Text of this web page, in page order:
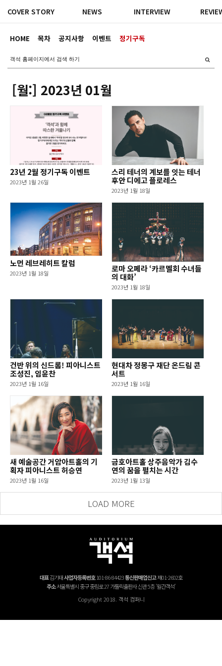
HOME 목차 공지사항 이벤트 정기구독
COVER STORY NEWS INTERVIEW
[월:] 2023년 01월
23년 2월 정기구독 이벤트
2023년 1월 26일
스리 테너의 계보를 잇는 테너
후안 디에고 플로레스
2023년 1월 18일
노먼 레브레히트 칼럼
2023년 1월 18일
로마 오페라 ‘카르멜회 수녀들
의 대화’
2023년 1월 18일
건반 위의 신드롬! 피아니스트
조성진, 임윤찬
2023년 1월 16일
현대차 정몽구 재단 온드림 콘
서트
2023년 1월 16일
새 예술공간 거암아트홀의 기
획자 피아니스트 허승연
2023년 1월 16일
금호아트홀 상주음악가 김수
연의 꿈을 펼치는 시간
2023년 1월 13일
LOAD MORE
대표김기태사업자등록번호101-86-84423통신판매업신고제01-2602호
주소서울특별시 중구 중림로 27 가톨릭출판사 신관 5층 '월간객석'
Copyright 2018. 객석 컴퍼니